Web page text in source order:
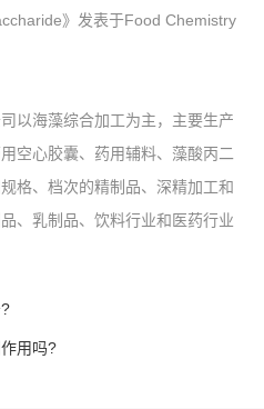
》发表于Food Chemistry
以海藻综合加工为主，主要生产
空心胶囊、药用辅料、藻酸丙二
格、档次的精制品、深精加工和
、乳制品、饮料行业和医药行业
用吗?